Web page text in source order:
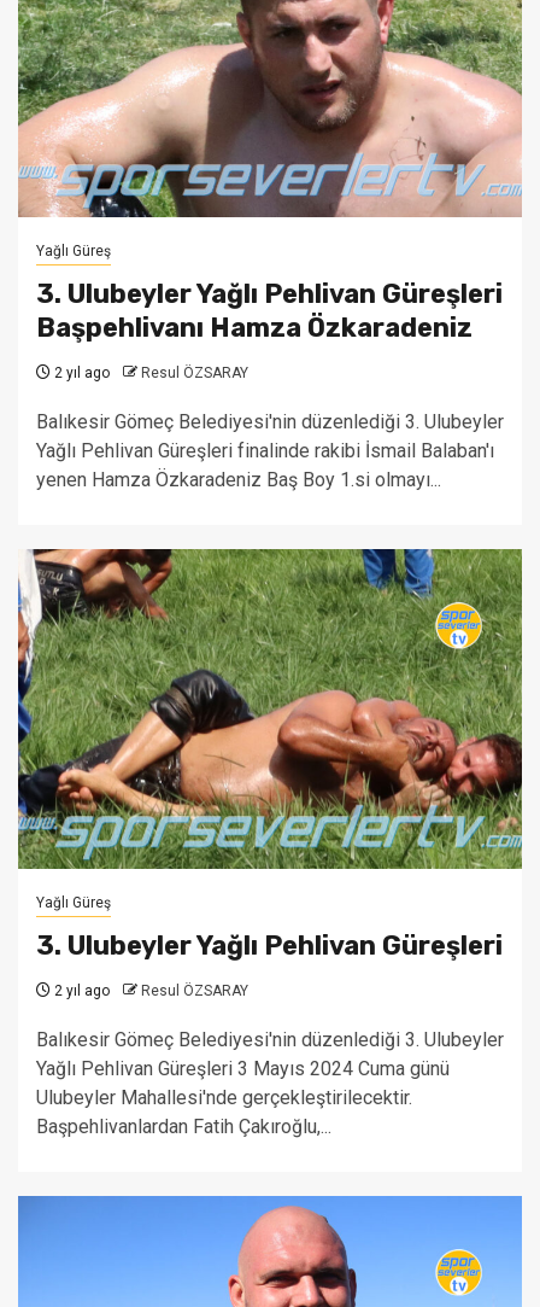
Yağlı Güreş
3. Ulubeyler Yağlı Pehlivan Güreşleri
Başpehlivanı Hamza Özkaradeniz
2 yıl ago Resul ÖZSARAY
Balıkesir Gömeç Belediyesi'nin düzenlediği 3. Ulubeyler
Yağlı Pehlivan Güreşleri finalinde rakibi İsmail Balaban'ı
yenen Hamza Özkaradeniz Baş Boy 1.si olmayı...
Yağlı Güreş
3. Ulubeyler Yağlı Pehlivan Güreşleri
2 yıl ago Resul ÖZSARAY
Balıkesir Gömeç Belediyesi'nin düzenlediği 3. Ulubeyler
Yağlı Pehlivan Güreşleri 3 Mayıs 2024 Cuma günü
Ulubeyler Mahallesi'nde gerçekleştirilecektir.
Başpehlivanlardan Fatih Çakıroğlu,...